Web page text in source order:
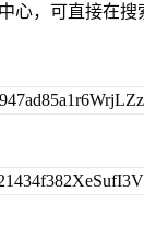
心，可直接在